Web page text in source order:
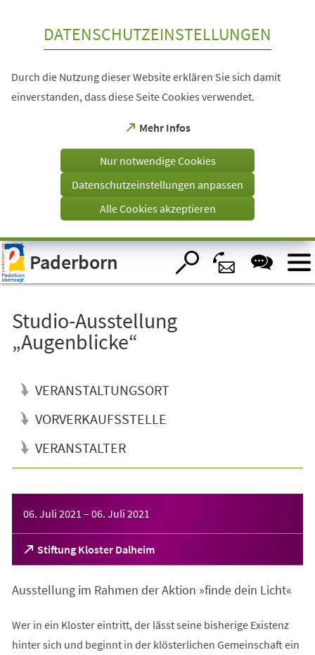
Visuelle
Assistenzsoftware
öffnen.
DATENSCHUTZEINSTELLUNGEN
Durch die Nutzung dieser Website erklären Sie sich damit
einverstanden, dass diese Seite Cookies verwendet.
Mehr Infos
(Öffnet
einem
Tab)
Nur notwendige Cookies
Datenschutzeinstellungen anpassen
Alle Cookies akzeptieren
Paderborn
Studio-Ausstellung
„Augenblicke“
VERANSTALTUNGSORT
VORVERKAUFSSTELLE
VERANSTALTER
06. Juli 2021 – 06. Juli 2021
Stiftung Kloster Dalheim
(Öffnet
in
neuen
Ausstellung im Rahmen der Aktion »finde dein Licht«
Wer in ein Kloster eintritt, der lässt seine bisherige Existenz
hinter sich und beginnt in der klösterlichen Gemeinschaft ein